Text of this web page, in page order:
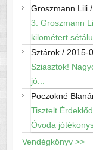
Groszmann Lili/
3. Groszmann
kilométert
Sztárok/ 2015-
Sziasztok!
jó...
Poczokné
Tisztelt
Óvoda
Vendégkönyv >>